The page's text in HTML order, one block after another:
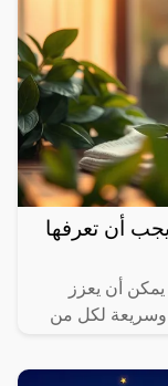
صحية يجب أن تعرفها
أن يعزز
لكل من